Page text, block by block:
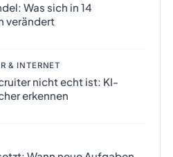
Was sich in 14
verändert
& INTERNET
nicht echt ist: KI-
erkennen